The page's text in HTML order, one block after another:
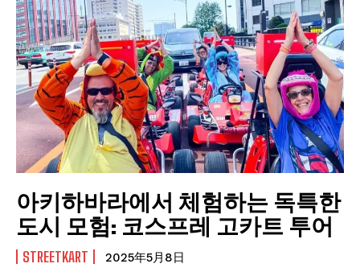
아키하바라에서 체험하는 독특한
도시 모험: 코스프레 고카트 투어
STREETKART 2025年5月8日